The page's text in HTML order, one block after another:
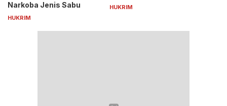
Narkoba Jenis Sabu
HUKRIM
HUKRIM